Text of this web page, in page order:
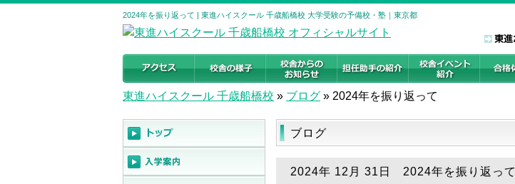
2024年を振り返って | 東進ハイスクール 千歳船橋校 大学受験の予備校・塾｜東京都
東進ハイスクール 千歳船橋校 » ブログ » 2024年を振り返って
ブログ
2024年 12月 31日 2024年を振り返って